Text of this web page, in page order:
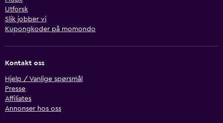
Utforsk
Slik jobber vi
Kupongkoder på momondo
Kontakt oss
Hjelp / Vanlige spørsmål
Presse
Affiliates
Annonser hos oss